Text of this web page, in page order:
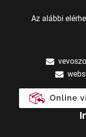
Az alábbi
Online